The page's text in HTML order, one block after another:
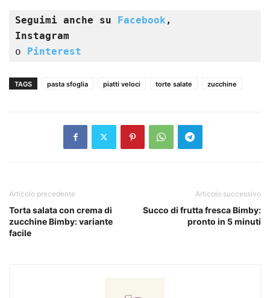
Seguimi anche su Facebook ,
Instagram
o Pinterest
TAGS pasta sfoglia piatti veloci torte salate zucchine
Articolo precedente
Torta salata con crema di
zucchine Bimby: variante
facile
Articolo successivo
Succo di frutta fresca Bimby:
pronto in 5 minuti